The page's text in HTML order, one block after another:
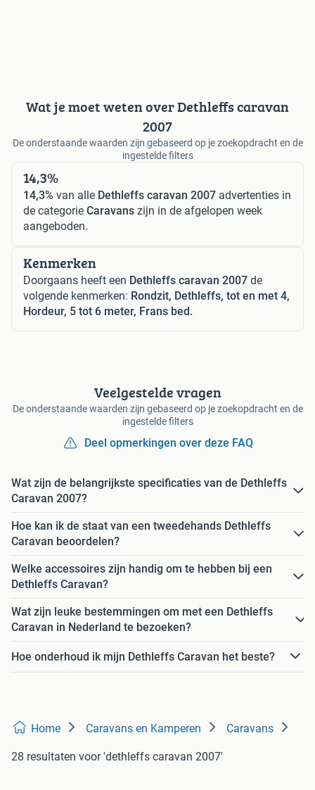
Wat je moet weten over Dethleffs caravan
2007
De onderstaande waarden zijn gebaseerd op je zoekopdracht en de
ingestelde filters
14,3%
14,3% van alle Dethleffs caravan 2007 advertenties in
de categorie Caravans zijn in de afgelopen week
aangeboden.
Kenmerken
Doorgaans heeft een Dethleffs caravan 2007 de
volgende kenmerken: Rondzit, Dethleffs, tot en met 4,
Hordeur, 5 tot 6 meter, Frans bed.
Veelgestelde vragen
De onderstaande waarden zijn gebaseerd op je zoekopdracht en de
ingestelde filters
Deel opmerkingen over deze FAQ
Wat zijn de belangrijkste specificaties van de Dethleffs
Caravan 2007?
Hoe kan ik de staat van een tweedehands Dethleffs
Caravan beoordelen?
Welke accessoires zijn handig om te hebben bij een
Dethleffs Caravan?
Wat zijn leuke bestemmingen om met een Dethleffs
Caravan in Nederland te bezoeken?
Hoe onderhoud ik mijn Dethleffs Caravan het beste?
Home Caravans en Kamperen Caravans
28 resultaten voor 'dethleffs caravan 2007'